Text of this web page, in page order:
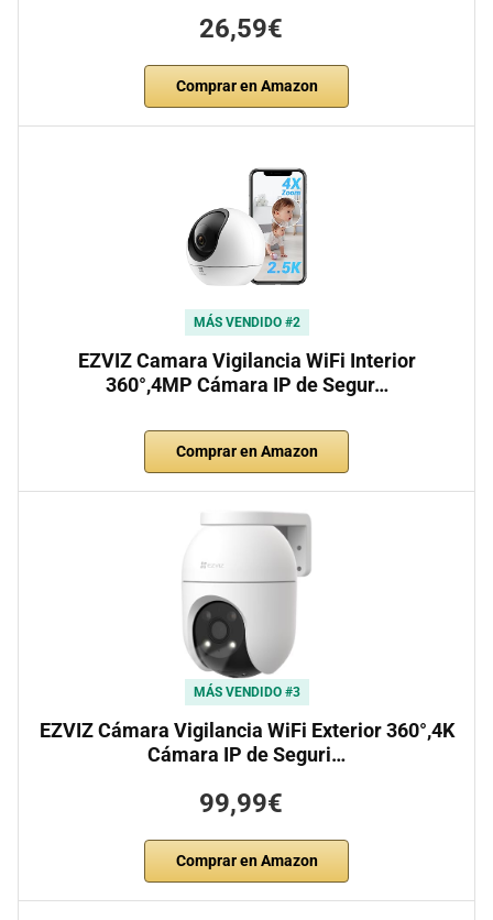
26,59€
Comprar en Amazon
MÁS VENDIDO #2
EZVIZ Camara Vigilancia WiFi Interior
360°,4MP Cámara IP de Segur…
Comprar en Amazon
MÁS VENDIDO #3
EZVIZ Cámara Vigilancia WiFi Exterior 360°,4K
Cámara IP de Seguri…
99,99€
Comprar en Amazon